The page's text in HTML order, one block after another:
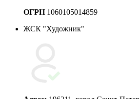
ОГРН1060105014859
ЖСК "Художник"